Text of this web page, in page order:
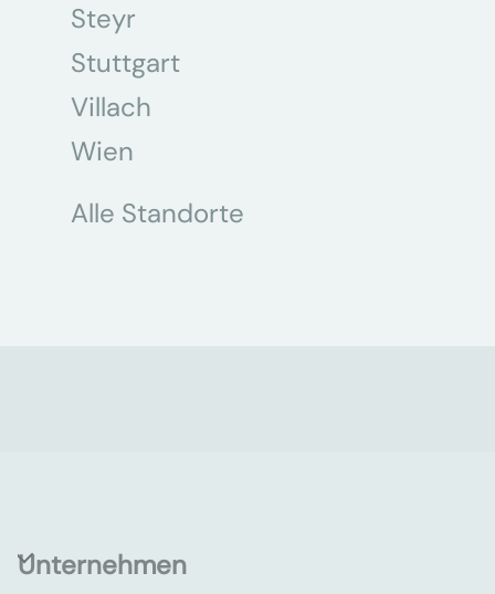
Steyr
Stuttgart
Villach
Wien
Alle Standorte
Unternehmen